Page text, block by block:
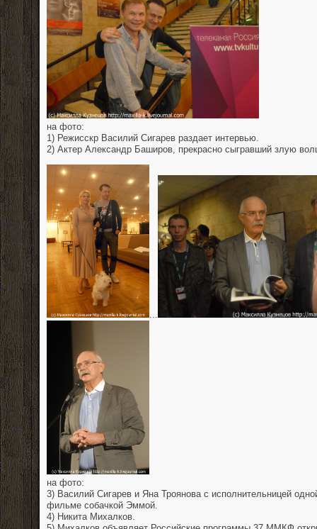
на фото:
1) Режисскр Василий Сигарев раздает интервью.
2) Актер Александр Баширов, прекрасно сыгравший злую
...
на фото:
3) Василий Сигарев и Яна Троянова с исполнительницей
фильме собачкой Эммой.
4) Никита Михалков.